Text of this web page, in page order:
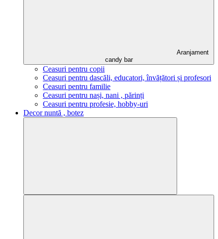
Aranjament
candy bar
Ceasuri pentru copii
Ceasuri pentru dascăli, educatori, învățători și profesori
Ceasuri pentru familie
Ceasuri pentru nași, nani , părinți
Ceasuri pentru profesie, hobby-uri
Decor nuntă , botez